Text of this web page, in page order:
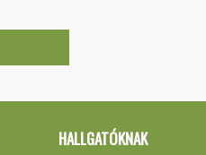
HALLGATÓKNAK